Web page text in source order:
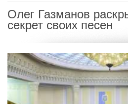
Олег Газманов
секрет своих песен